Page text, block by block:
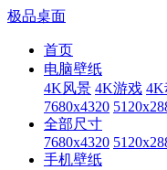
极品桌面
首页
电脑壁纸
4K风景 4K游戏 4K
7680x4320
全部尺寸
7680x4320
手机壁纸